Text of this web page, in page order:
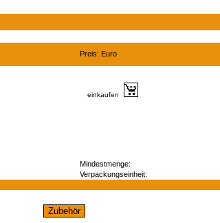
Preis: Euro
einkaufen
Mindestmenge:
Verpackungseinheit: